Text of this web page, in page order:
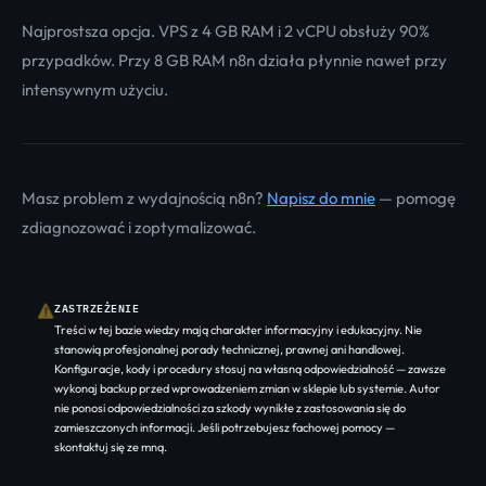
Najprostsza opcja. VPS z 4 GB RAM i 2 vCPU obsłuży 90%
przypadków. Przy 8 GB RAM n8n działa płynnie nawet przy
intensywnym użyciu.
Masz problem z wydajnością n8n? Napisz do mnie — pomogę
zdiagnozować i zoptymalizować.
⚠ZASTRZEŻENIE
Treści w tej bazie wiedzy mają charakter informacyjny i edukacyjny. Nie
stanowią profesjonalnej porady technicznej, prawnej ani handlowej.
Konfiguracje, kody i procedury stosuj na własną odpowiedzialność — zawsze
wykonaj backup przed wprowadzeniem zmian w sklepie lub systemie. Autor
nie ponosi odpowiedzialności za szkody wynikłe z zastosowania się do
zamieszczonych informacji. Jeśli potrzebujesz fachowej pomocy —
skontaktuj się ze mną.